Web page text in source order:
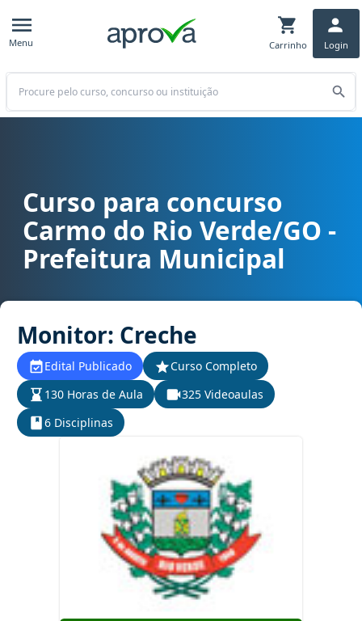
Menu Carrinho Login
Buscar
Curso para concurso Carmo do Rio Verde/GO - Prefeitura
Curso para concurso
Carmo do Rio Verde/GO -
Prefeitura Municipal
Monitor: Creche
Edital Publicado
Curso Completo
130 Horas de Aula
325 Videoaulas
6 Disciplinas